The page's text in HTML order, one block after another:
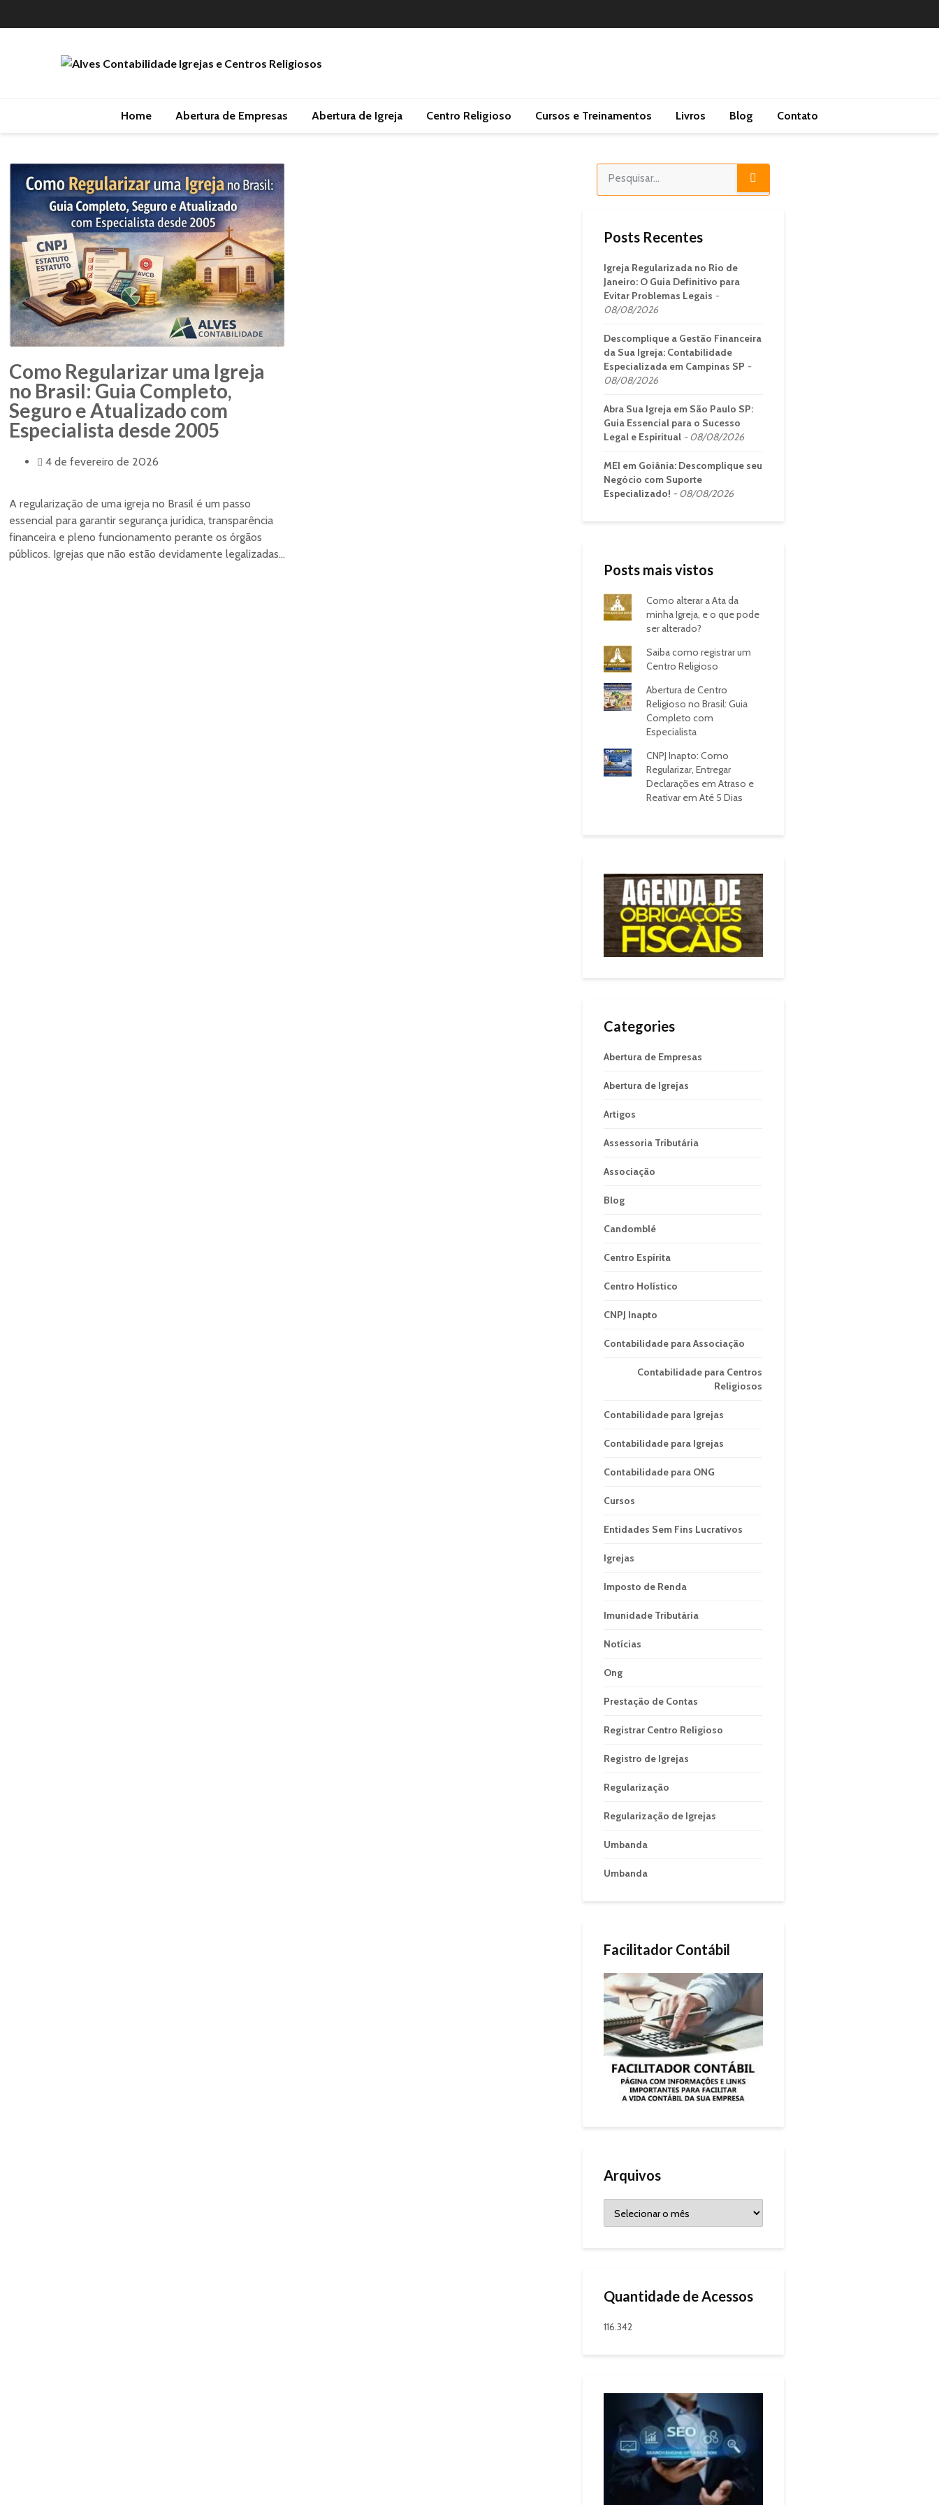
Home Abertura de Empresas Abertura de Igreja Centro Religioso Cursos e Treinamentos Livros Blog Contato
Como Regularizar uma Igreja
no Brasil: Guia Completo,
Seguro e Atualizado com
Especialista desde 2005
4 de fevereiro de 2026
A regularização de uma igreja no Brasil é um passo
essencial para garantir segurança jurídica, transparência
financeira e pleno funcionamento perante os órgãos
públicos. Igrejas que não estão devidamente legalizadas...
Posts Recentes
Igreja Regularizada no Rio de
Janeiro: O Guia Definitivo para
Evitar Problemas Legais
08/08/2026
Descomplique a Gestão Financeira
da Sua Igreja: Contabilidade
Especializada em Campinas SP
08/08/2026
Abra Sua Igreja em São Paulo SP:
Guia Essencial para o Sucesso
Legal e Espiritual
08/08/2026
MEI em Goiânia: Descomplique seu
Negócio com Suporte
Especializado!
08/08/2026
Posts mais vistos
Como alterar a Ata da
minha Igreja, e o que pode
ser alterado?
Saiba como registrar um
Centro Religioso
Abertura de Centro
Religioso no Brasil: Guia
Completo com
Especialista
CNPJ Inapto: Como
Regularizar, Entregar
Declarações em Atraso e
Reativar em Até 5 Dias
Categories
Abertura de Empresas
Abertura de Igrejas
Artigos
Assessoria Tributária
Associação
Blog
Candomblé
Centro Espírita
Centro Holístico
CNPJ Inapto
Contabilidade para Associação
Contabilidade para Centros
Religiosos
Contabilidade para Igrejas
Contabilidade para Igrejas
Contabilidade para ONG
Cursos
Entidades Sem Fins Lucrativos
Igrejas
Imposto de Renda
Imunidade Tributária
Notícias
Ong
Prestação de Contas
Registrar Centro Religioso
Registro de Igrejas
Regularização
Regularização de Igrejas
Umbanda
Umbanda
Facilitador Contábil
Arquivos
Quantidade de Acessos
116.342